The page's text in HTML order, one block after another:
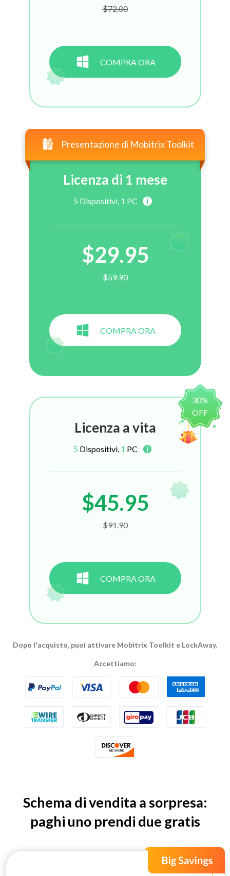
$72.00
COMPRA ORA
Presentazione di Mobitrix Toolkit
Licenza di 1 mese
5 Dispositivi, 1 PC
$29.95
$59.90
COMPRA ORA
30%
OFF
Licenza a vita
5 Dispositivi, 1 PC
$45.95
$91.90
COMPRA ORA
Dopo l'acquisto, puoi attivare Mobitrix Toolkit e LockAway.
Accettiamo:
Schema di vendita a sorpresa:
paghi uno prendi due gratis